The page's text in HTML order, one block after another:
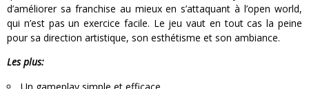
d’améliorer sa franchise au mieux en s’attaquant à l’open world,
qui n’est pas un exercice facile. Le jeu vaut en tout cas la peine
pour sa direction artistique, son esthétisme et son ambiance.
Les plus: